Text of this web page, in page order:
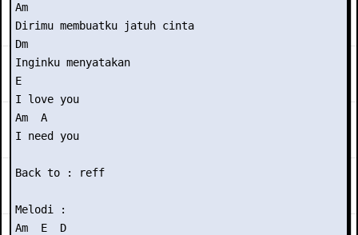
Am
Dirimu membuatku jatuh cinta
Dm
Inginku menyatakan
E
I love you
Am  A
I need you
Back to : reff
Melodi :
Am  E  D